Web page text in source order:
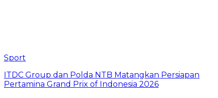
Sport
ITDC Group dan Polda NTB Matangkan Persiapan
Pertamina Grand Prix of Indonesia 2026